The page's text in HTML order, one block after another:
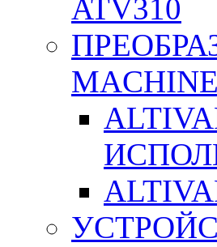
ATV310